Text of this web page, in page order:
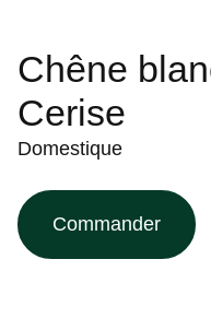
Chêne
Cerise
Domestique
Commander